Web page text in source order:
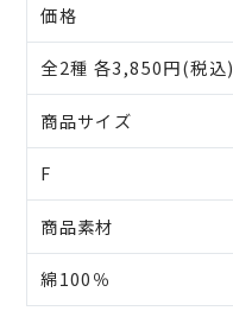
価格
全2種 各3,850円(税込)
商品サイズ
F
商品素材
綿100％